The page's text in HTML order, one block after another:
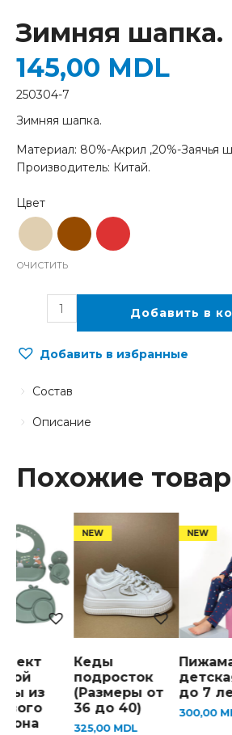
Зимняя шапка.
Зимняя шапка.
Материал: 80%-Акрил ,20%-Заячья
Производитель: Китай.
145,00 MDL
ОЧИСТИТЬ
Добавить в
Добавить в избранные
250304-7
Описание
Состав
Похожие
из
Кеды
подросток
(Размеры от
36 до 40)
325,00 MDL
до 7
300,00